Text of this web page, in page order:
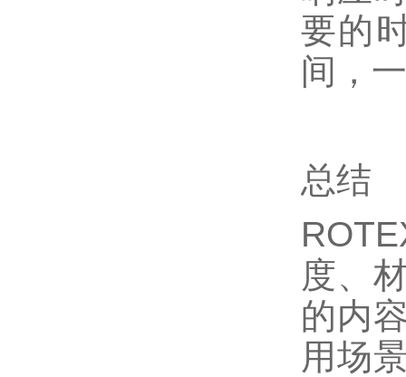
要的
间，
总结
度、
的内
用场